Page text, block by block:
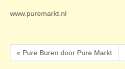
www.puremarkt.nl
« Pure Buren door Pure Markt